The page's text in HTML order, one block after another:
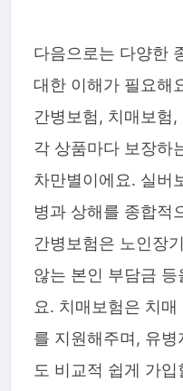
다음으로는 다양한
대한 이해가 필요해
간병보험, 치매보험
각 상품마다 보장하
차만별이에요. 실버
병과 상해를 종합적
간병보험은 노인장
않는 본인 부담금
요. 치매보험은 치
를 지원해주며, 유
도 비교적 쉽게 가